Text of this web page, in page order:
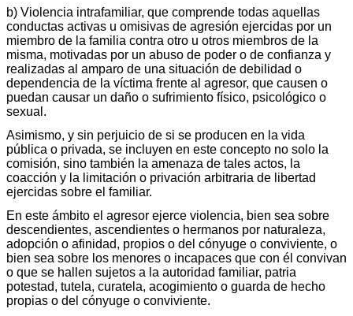
b) Violencia intrafamiliar, que comprende todas aquellas
conductas activas u omisivas de agresión ejercidas por un
miembro de la familia contra otro u otros miembros de la
misma, motivadas por un abuso de poder o de confianza y
realizadas al amparo de una situación de debilidad o
dependencia de la víctima frente al agresor, que causen o
puedan causar un daño o sufrimiento físico, psicológico o
sexual.
Asimismo, y sin perjuicio de si se producen en la vida
pública o privada, se incluyen en este concepto no solo la
comisión, sino también la amenaza de tales actos, la
coacción y la limitación o privación arbitraria de libertad
ejercidas sobre el familiar.
En este ámbito el agresor ejerce violencia, bien sea sobre
descendientes, ascendientes o hermanos por naturaleza,
adopción o afinidad, propios o del cónyuge o conviviente, o
bien sea sobre los menores o incapaces que con él convivan
o que se hallen sujetos a la autoridad familiar, patria
potestad, tutela, curatela, acogimiento o guarda de hecho
propias o del cónyuge o conviviente.